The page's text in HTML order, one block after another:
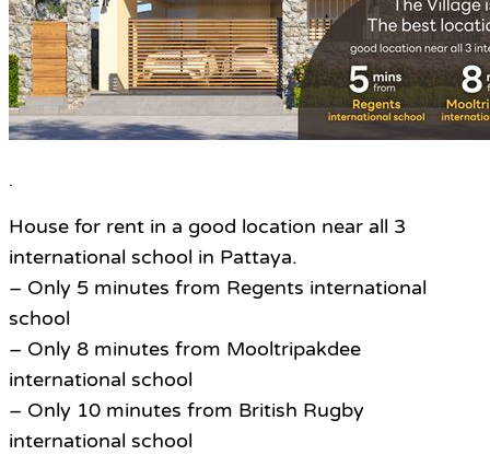
.
House for rent in a good location near all 3
international school in Pattaya.
– Only 5 minutes from Regents international
school
– Only 8 minutes from Mooltripakdee
international school
– Only 10 minutes from British Rugby
international school